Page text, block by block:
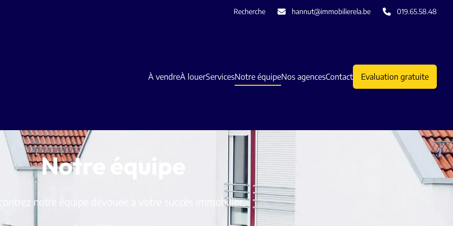
Recherche hannut@immobilierela.be 019.65.58.48
À vendreÀ louerServicesNotre équipeNos agencesContact Evaluation gratuite
Notre équipe
notre équipe dévouée à votre succès immobilier.